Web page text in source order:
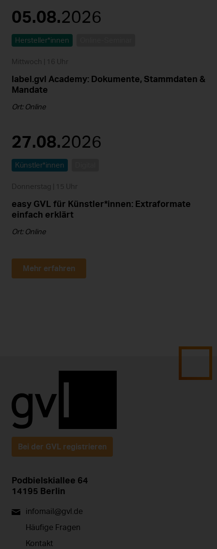
05.08.2026
Hersteller*innen
Mittwoch | 16 Uhr
label.gvl Academy: Dokumente, Stammdaten &
Mandate
Ort: Online
27.08.2026
Künstler*innen
Donnerstag | 15 Uhr
easy GVL für Künstler*innen: Extraformate
einfach erklärt
Ort: Online
Mehr erfahren
Bei der GVL registrieren
Podbielskiallee 64
14195 Berlin
infomail@gvl.de
Häufige Fragen
Kontakt